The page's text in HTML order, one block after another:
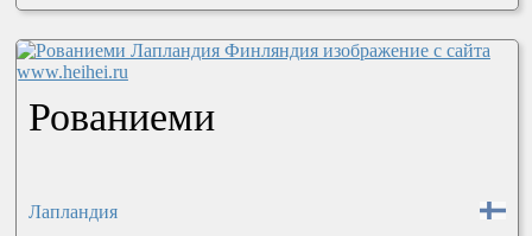
Рованиеми
Лапландия